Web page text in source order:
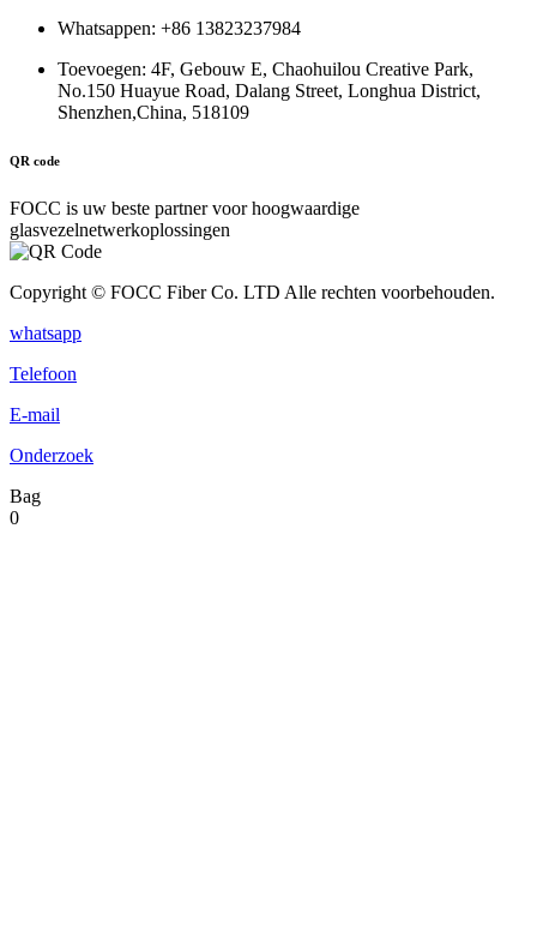
Whatsappen: +86 13823237984
Toevoegen: 4F, ​​Gebouw E, Chaohuilou Creative Park,
No.150 Huayue Road, Dalang Street, Longhua District,
Shenzhen,China, 518109
QR code
FOCC is uw beste partner voor hoogwaardige
glasvezelnetwerkoplossingen
Copyright © FOCC Fiber Co. LTD Alle rechten voorbehouden.
whatsapp
Telefoon
E-mail
Onderzoek
Bag
0